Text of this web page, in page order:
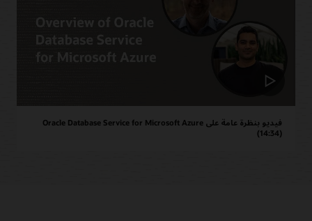
فيديو بنظرة عامة على Oracle Database Service for Microsoft Azure
(14:34)